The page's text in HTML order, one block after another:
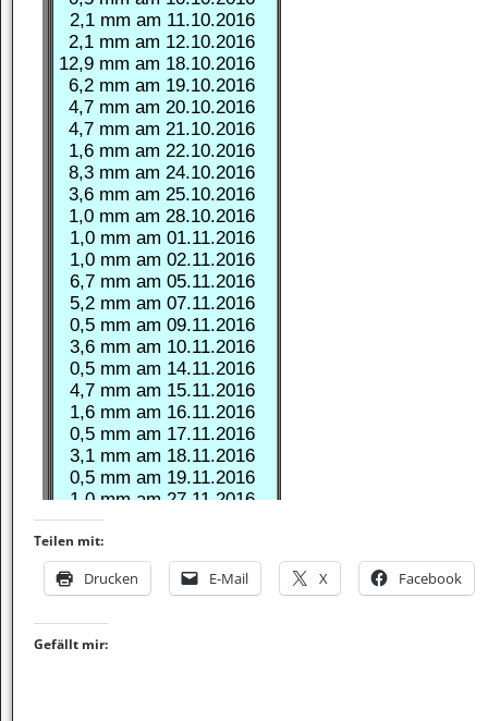
Teilen mit:
Drucken E-Mail X Facebook
Gefällt mir: